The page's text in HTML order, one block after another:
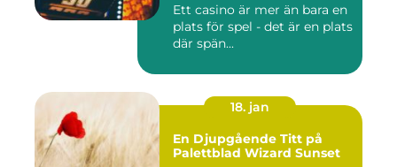
Ett casino är mer än bara en
plats för spel - det är en plats
där spän...
18. jan
En Djupgående Titt på
Palettblad Wizard Sunset